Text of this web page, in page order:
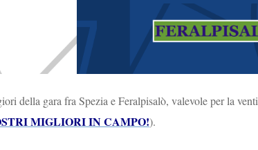
della gara fra Spezia e Feralpisalò, valevole per la
MIGLIORI IN CAMPO!).